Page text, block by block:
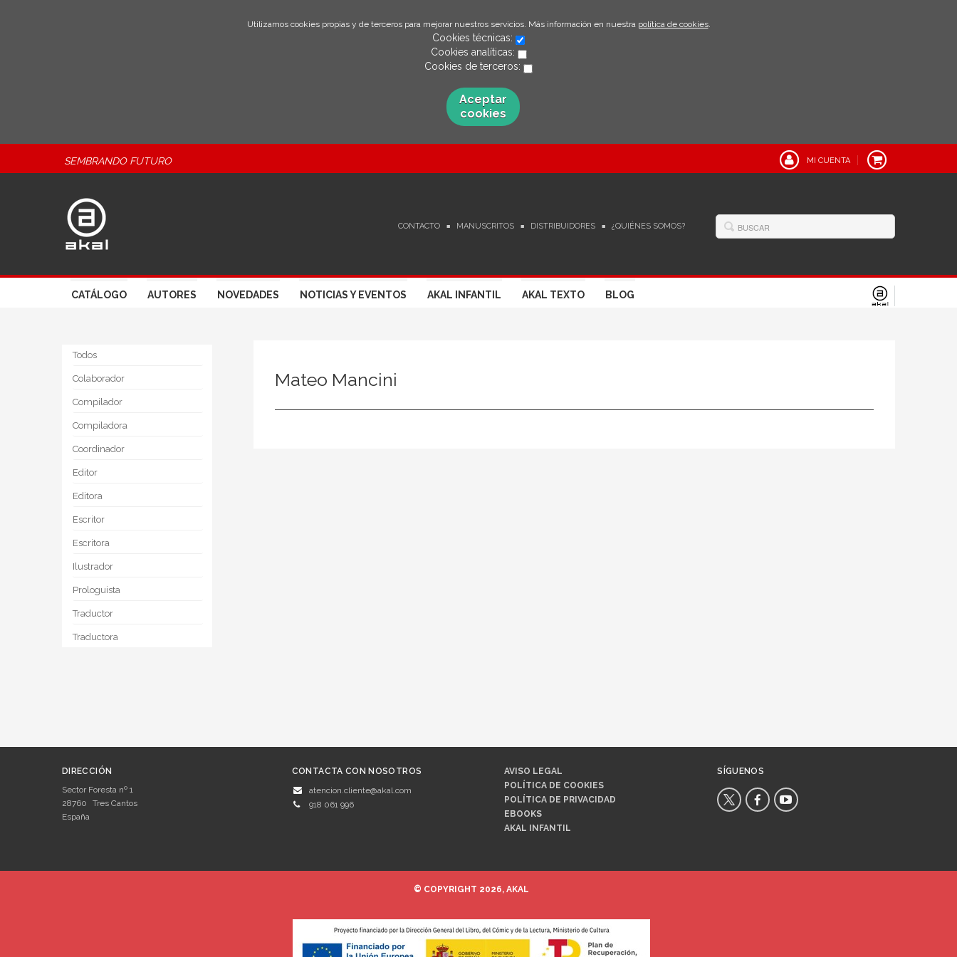
Utilizamos cookies propias y de terceros para mejorar nuestros servicios. Más información en nuestra política de cookies.
Cookies técnicas:
Cookies analíticas:
Cookies de terceros:
Aceptar
cookies
SEMBRANDO FUTURO MI CUENTA
CONTACTO MANUSCRITOS DISTRIBUIDORES ¿QUIÉNES SOMOS?
CATÁLOGO AUTORES NOVEDADES NOTICIAS Y EVENTOS AKAL INFANTIL AKAL TEXTO BLOG
Todos
Colaborador
Compilador
Compiladora
Coordinador
Editor
Editora
Escritor
Escritora
Ilustrador
Prologuista
Traductor
Traductora
Mateo Mancini
DIRECCIÓN
Sector Foresta nº 1
28760
Tres Cantos
España
CONTACTA CON NOSOTROS
atencion.cliente@akal.com
918 061 996
AVISO LEGAL
POLÍTICA DE COOKIES
POLÍTICA DE PRIVACIDAD
EBOOKS
AKAL INFANTIL
SÍGUENOS
© COPYRIGHT 2026, AKAL